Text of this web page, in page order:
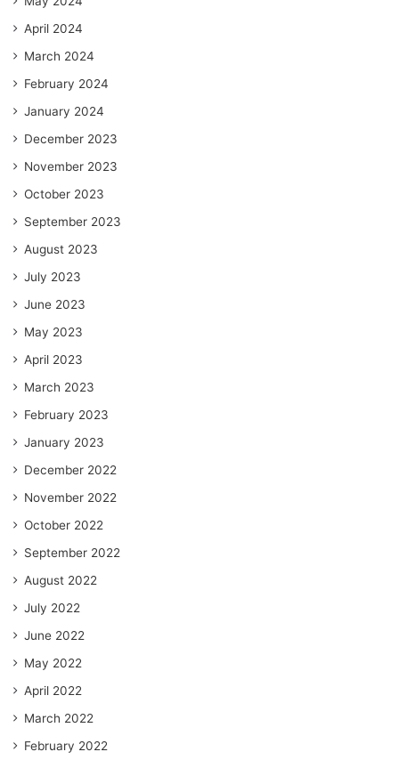
April 2024
March 2024
February 2024
January 2024
December 2023
November 2023
October 2023
September 2023
August 2023
July 2023
June 2023
May 2023
April 2023
March 2023
February 2023
January 2023
December 2022
November 2022
October 2022
September 2022
August 2022
July 2022
June 2022
May 2022
April 2022
March 2022
February 2022